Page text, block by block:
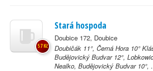
Stará hospoda
Doubice 172, Doubice
Doubičák 11°, Černá Hora 10°
Budějovický Budvar 12°,
Nealko, Budějovický Budvar 10°,
57 Kč